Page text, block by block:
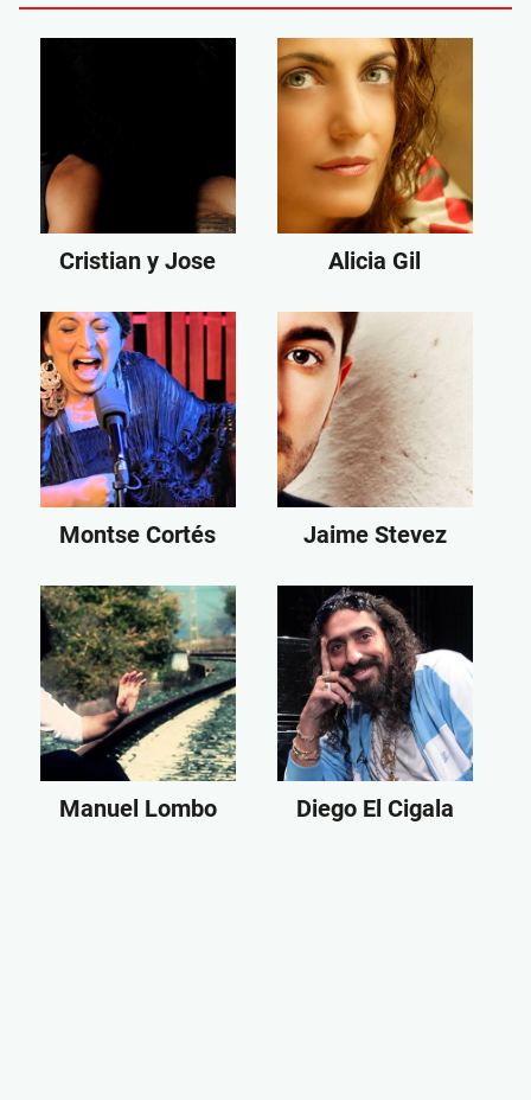
Cristian y Jose Alicia Gil
Montse Cortés Jaime Stevez
Manuel Lombo Diego El Cigala